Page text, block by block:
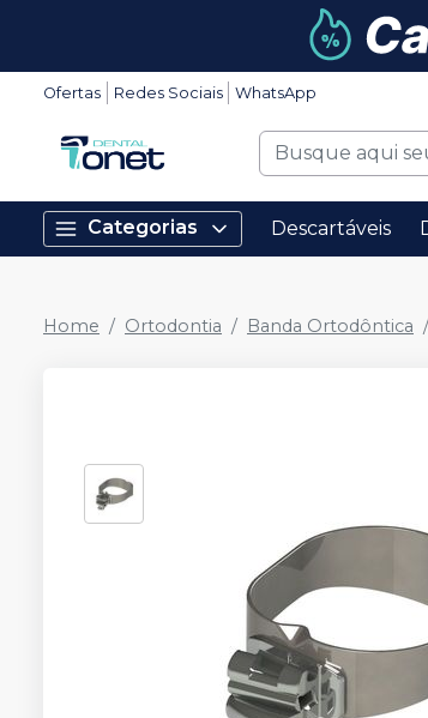
Ofertas Redes Sociais WhatsApp
Categorias Descartáveis
Home Ortodontia Banda Ortodôntica